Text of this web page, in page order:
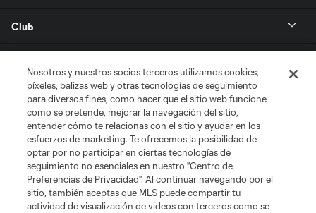
Club
News
MLSSOCCER.COM
Nosotros y nuestros socios terceros utilizamos cookies,
píxeles, balizas web y otras tecnologías de seguimiento
para diversos fines, como hacer que el sitio web funcione
como se pretende, mejorar la navegación del sitio,
entender cómo te relacionas con el sitio y ayudar en los
esfuerzos de marketing. Te ofrecemos la posibilidad de
optar por no participar en ciertas tecnologías de
seguimiento no esenciales en nuestro "Centro de
Preferencias de Privacidad". Al continuar navegando por el
sitio, también aceptas que MLS puede compartir tu
actividad de visualización de videos con terceros como se